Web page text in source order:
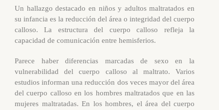
Un hallazgo destacado en niños y adultos maltratados en
su infancia es la reducción del área o integridad del cuerpo
calloso. La estructura del cuerpo calloso refleja la
capacidad de comunicación entre hemisferios.
Parece haber diferencias marcadas de sexo en la
vulnerabilidad del cuerpo calloso al maltrato. Varios
estudios informan una reducción dos veces mayor del área
del cuerpo calloso en los hombres maltratados que en las
mujeres maltratadas. En los hombres, el área del cuerpo